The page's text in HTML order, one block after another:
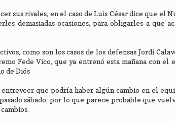
sus rivales, en el caso de Luis César dice que el
demasiadas ocasiones, para obligarles a que
como son los casos de los defensas Jordi
Fede Vico, que ya entrenó esta mañana con el
de Diós
que podría haber algún cambio en el
sábado, por lo que parece probable que